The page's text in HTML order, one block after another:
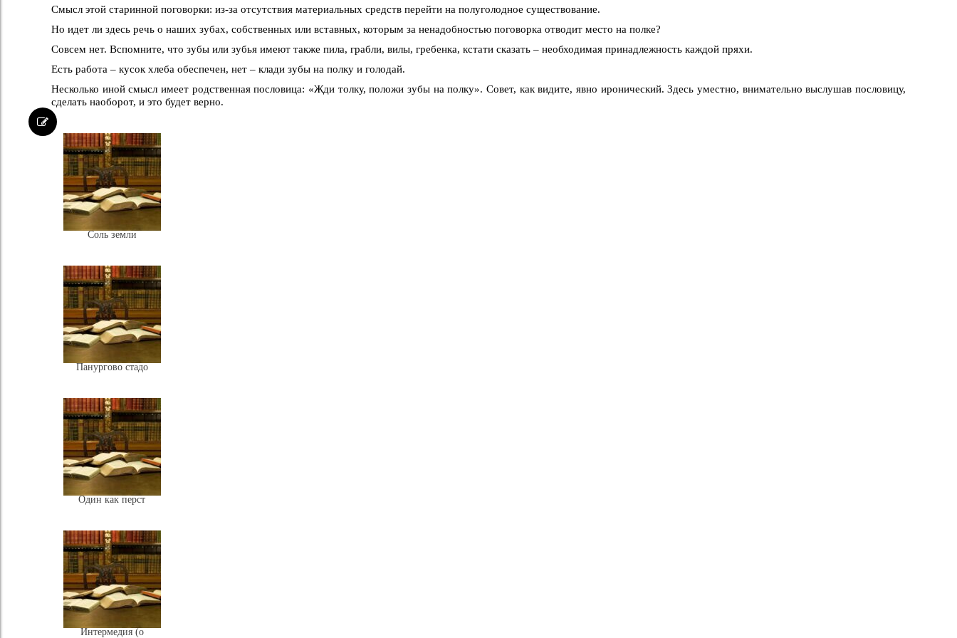
Смысл этой старинной поговорки: из-за отсутствия мате­риальных средств перейти на полуголодное существование.
Но идет ли здесь речь о наших зубах, собственных или вставных, которым за ненадобностью поговорка отводит ме­сто на полке?
Совсем нет. Вспомните, что зубы или зубья имеют также пила, грабли, вилы, гребенка, кстати сказать – необходимая принадлежность каждой пряхи.
Есть работа – кусок хлеба обеспечен, нет – клади зубы на полку и голодай.
Несколько иной смысл имеет родственная пословица: «Жди толку, положи зубы на полку». Совет, как видите, явно иронический. Здесь уместно, внимательно выслушав послови­цу,
сделать наоборот, и это будет верно.
Соль земли
Панургово стадо
Один как перст
Интермедия (о